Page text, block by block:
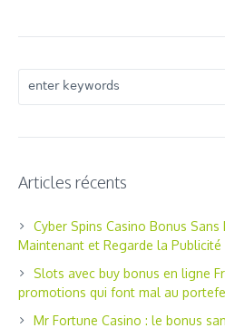
Articles récents
Cyber Spins Casino Bonus Sans
Maintenant et Regarde la Publicité
Slots avec buy bonus en ligne
promotions qui font mal au
Mr Fortune Casino : le bonus